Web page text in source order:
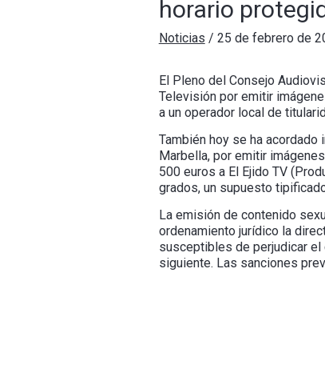
horario
Noticias / 25 de febrero de
El Pleno del Consejo
Televisión por emitir
a un operador local de
También hoy se ha
Marbella, por emitir
500 euros a El Ejido TV
grados, un supuesto
La emisión de contenido
ordenamiento jurídico la
susceptibles de perjudicar
siguiente. Las sanciones